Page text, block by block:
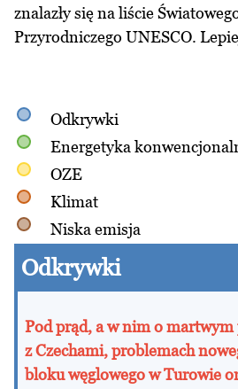
znalazły się na liście
Przyrodniczego UNESCO.
Odkrywki
Energetyka
OZE
Klimat
Niska emisja
Odkrywki
Pod prąd, a w nim o
z Czechami, problemach
bloku węglowego w Turowie